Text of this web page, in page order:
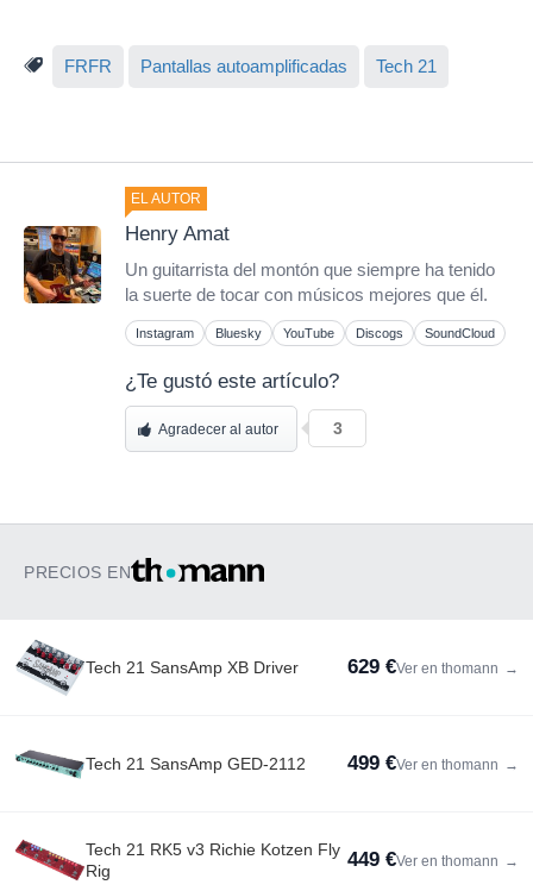
FRFR Pantallas autoamplificadas Tech 21
EL AUTOR
Henry Amat
Un guitarrista del montón que siempre ha tenido
la suerte de tocar con músicos mejores que él.
Instagram Bluesky YouTube Discogs SoundCloud
¿Te gustó este artículo?
Agradecer al autor 3
PRECIOS EN
Tech 21 SansAmp XB Driver 629 €Ver en thomann →
Tech 21 SansAmp GED-2112 499 €Ver en thomann →
Tech 21 RK5 v3 Richie Kotzen Fly
Rig
449 €Ver en thomann →